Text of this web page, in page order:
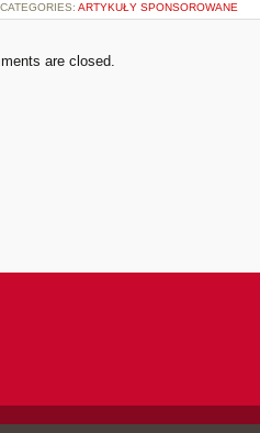
CATEGORIES: ARTYKUŁY SPONSOROWANE
are closed.